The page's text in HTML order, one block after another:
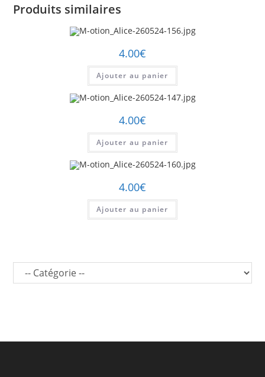
Produits similaires
4.00€
Ajouter au panier
4.00€
Ajouter au panier
4.00€
Ajouter au panier